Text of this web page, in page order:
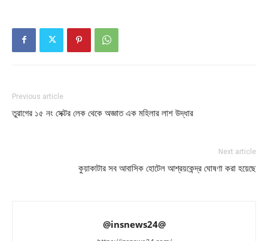
Previous article
তুরাগের ১৫ নং সেক্টর লেক থেকে অজ্ঞাত এক মহিলার লাশ উদ্ধার
Next article
কুয়াকাটার সব আবাসিক হোটেল আশ্রয়কেন্দ্র ঘোষণা করা হয়েছে
@insnews24@